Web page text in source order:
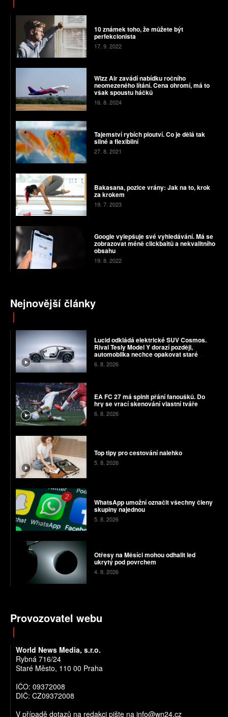
10 známek toho, že můžete být
perfekcionista
17. 9. 2022
Wizz Air zavádí nabídku ročního
neomezeného lítání. Cena ohromí, má to
však spoustu háčků
16. 8. 2024
Tajemství rybích ploutví. Co je dělá tak
silné a flexibilní
27. 8. 2021
Bakasana, pozice vrány: Jak na to, krok
za krokem
19. 7. 2023
Google vylepšuje své vyhledávání. Má se
zobrazovat méně clickbaitů a nekvalitního
obsahu
19. 8. 2022
Nejnovější články
Lucid odkládá elektrické SUV Cosmos.
Rival Tesly Model Y dorazí později,
automobilka nechce opakovat staré
chyby
6. 8. 2026
EA FC 27 má splnit přání fanoušků. Do
hry se vrací skenování vlastní tváře
6. 8. 2026
Top tipy pro cestování nalehko
5. 8. 2026
WhatsApp umožní označit všechny členy
skupiny najednou
5. 8. 2026
Otřesy na Měsíci mohou odhalit led
ukrytý pod povrchem
4. 8. 2026
Provozovatel webu
World News Media, s.r.o.
Rybná 716/24
Staré Město, 110 00 Praha
IČO: 09372008
DIČ: CZ09372008
V případě dotazů na redakci pište na info@wn24.cz